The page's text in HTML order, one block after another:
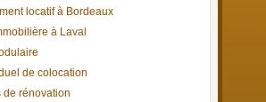
locatif à Bordeaux
à Laval
de colocation
de rénovation